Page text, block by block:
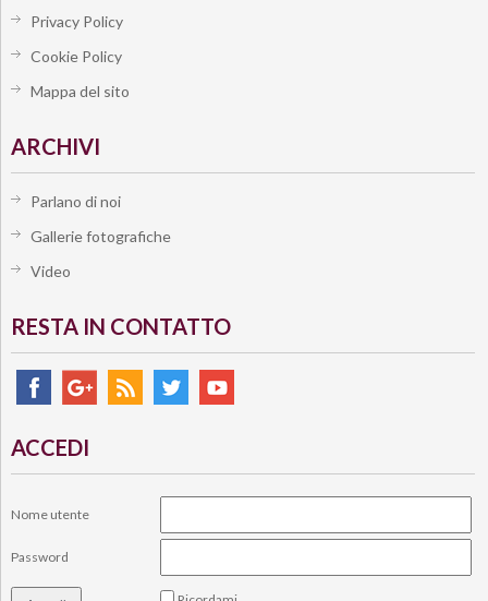
Privacy Policy
Cookie Policy
Mappa del sito
ARCHIVI
Parlano di noi
Gallerie fotografiche
Video
RESTA IN CONTATTO
ACCEDI
Nome utente
Password